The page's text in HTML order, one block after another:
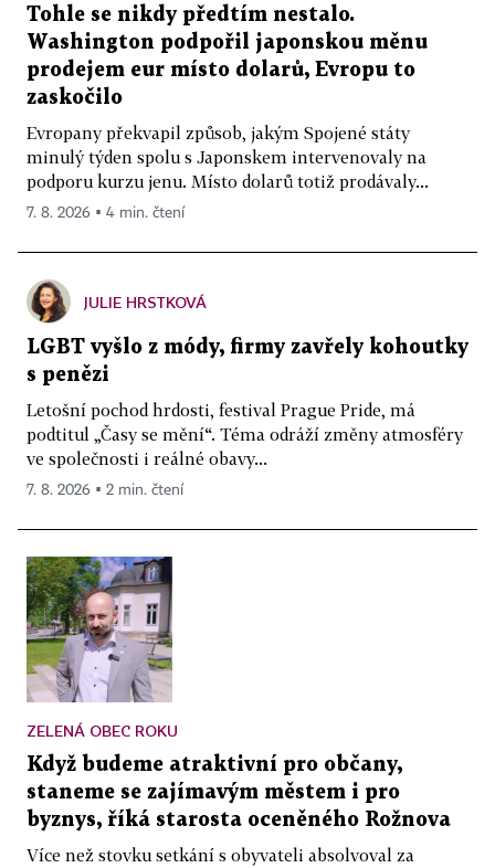
Tohle se nikdy předtím nestalo.
Washington podpořil japonskou měnu
prodejem eur místo dolarů, Evropu to
zaskočilo
Evropany překvapil způsob, jakým Spojené státy
minulý týden spolu s Japonskem intervenovaly na
podporu kurzu jenu. Místo dolarů totiž prodávaly...
7. 8. 2026 ▪ 4 min. čtení
JULIE HRSTKOVÁ
LGBT vyšlo z módy, firmy zavřely kohoutky
s penězi
Letošní pochod hrdosti, festival Prague Pride, má
podtitul „Časy se mění“. Téma odráží změny atmosféry
ve společnosti i reálné obavy...
7. 8. 2026 ▪ 2 min. čtení
ZELENÁ OBEC ROKU
Když budeme atraktivní pro občany,
staneme se zajímavým městem i pro
byznys, říká starosta oceněného Rožnova
Více než stovku setkání s obyvateli absolvoval za